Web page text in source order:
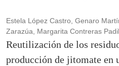
Estela López Castro, Genaro
Zarazúa, Margarita Contreras
Reutilización de los
producción de jitomate en